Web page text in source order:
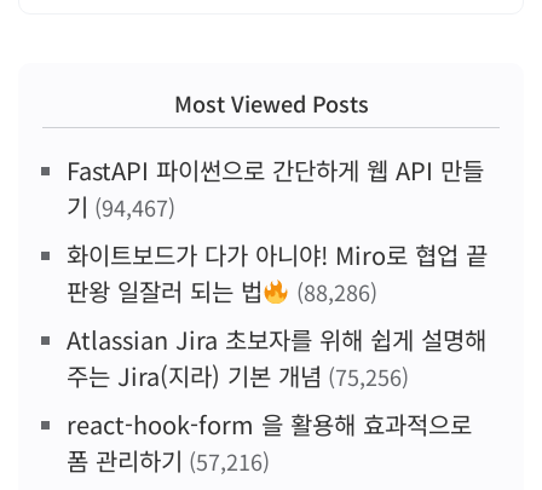
Most Viewed Posts
FastAPI 파이썬으로 간단하게 웹 API 만들
기 (94,467)
화이트보드가 다가 아니야! Miro로 협업 끝
판왕 일잘러 되는 법
(88,286)
Atlassian Jira 초보자를 위해 쉽게 설명해
주는 Jira(지라) 기본 개념 (75,256)
react-hook-form 을 활용해 효과적으로
폼 관리하기 (57,216)